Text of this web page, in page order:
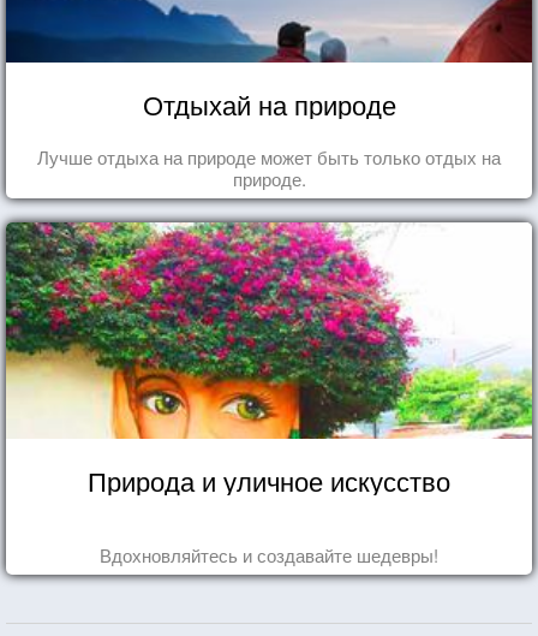
Отдыхай на природе
Лучше отдыха на природе может быть только отдых на
природе.
Природа и уличное искусство
Вдохновляйтесь и создавайте шедевры!